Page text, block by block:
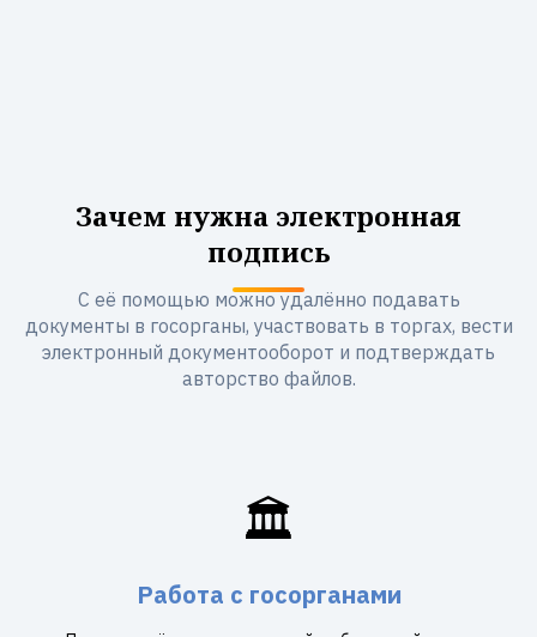
Зачем нужна электронная
подпись
С её помощью можно удалённо подавать
документы в госорганы, участвовать в торгах, вести
электронный документооборот и подтверждать
авторство файлов.
🏛️
Работа с госорганами